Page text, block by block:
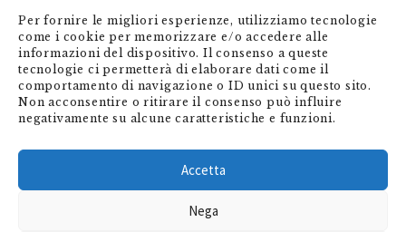
Per fornire le migliori esperienze, utilizziamo tecnologie
come i cookie per memorizzare e/o accedere alle
informazioni del dispositivo. Il consenso a queste
tecnologie ci permetterà di elaborare dati come il
comportamento di navigazione o ID unici su questo sito.
Non acconsentire o ritirare il consenso può influire
negativamente su alcune caratteristiche e funzioni.
Accetta
Nega
Spese di spedizione
Politica dei resi
Informativa sulla privacy
Il mio account
Carrello
Via Giovanni Antonio Orelli 29
Casella postale 563